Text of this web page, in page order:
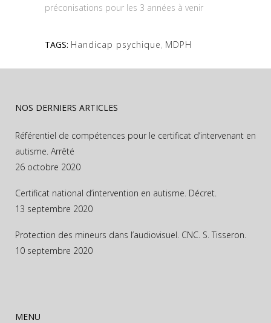
préconisations pour les 3 années à venir
TAGS: Handicap psychique, MDPH
NOS DERNIERS ARTICLES
Référentiel de compétences pour le certificat d’intervenant en
autisme. Arrêté
26 octobre 2020
Certificat national d’intervention en autisme. Décret.
13 septembre 2020
Protection des mineurs dans l’audiovisuel. CNC. S. Tisseron.
10 septembre 2020
MENU